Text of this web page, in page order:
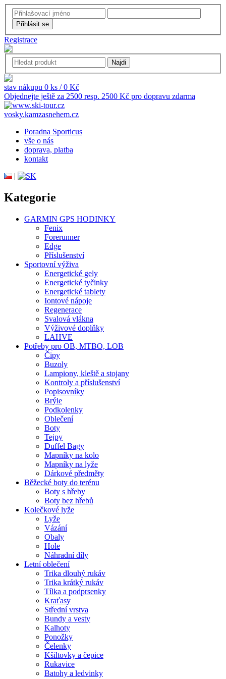
Registrace
stav nákupu 0 ks / 0 Kč
Objednejte ještě za 2500 resp. 2500 Kč pro dopravu zdarma
vosky.kamzasnehem.cz
Poradna Sporticus
vše o nás
doprava, platba
kontakt
|
Kategorie
GARMIN GPS HODINKY
Fenix
Forerunner
Edge
Příslušenství
Sportovní výživa
Energetické gely
Energetické tyčinky
Energetické tablety
Iontové nápoje
Regenerace
Svalová vlákna
Výživové doplňky
LAHVE
Potřeby pro OB, MTBO, LOB
Čipy
Buzoly
Lampiony, kleště a stojany
Kontroly a příslušenství
Popisovníky
Brýle
Podkolenky
Oblečení
Boty
Tejpy
Duffel Bagy
Mapníky na kolo
Mapníky na lyže
Dárkové předměty
Běžecké boty do terénu
Boty s hřeby
Boty bez hřebů
Kolečkové lyže
Lyže
Vázání
Obaly
Hole
Náhradní díly
Letní oblečení
Trika dlouhý rukáv
Trika krátký rukáv
Tílka a podprsenky
Kraťasy
Střední vrstva
Bundy a vesty
Kalhoty
Ponožky
Čelenky
Kšiltovky a čepice
Rukavice
Batohy a ledvinky